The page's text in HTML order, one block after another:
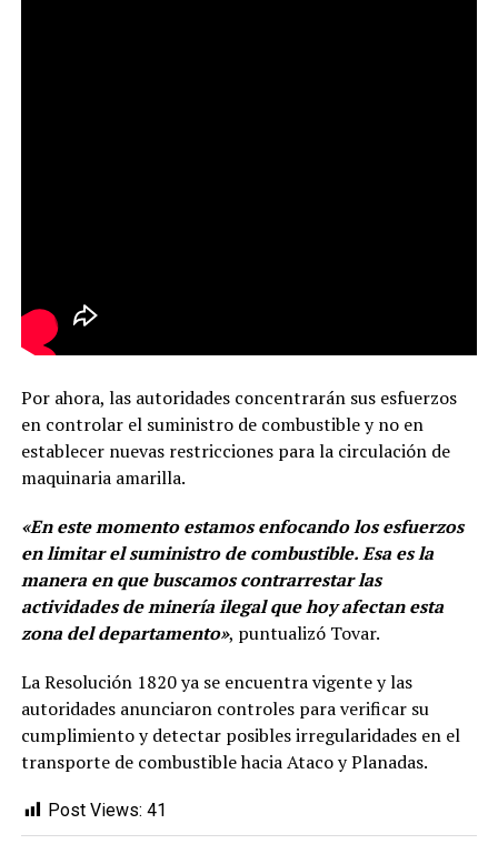
Por ahora, las autoridades concentrarán sus esfuerzos
en controlar el suministro de combustible y no en
establecer nuevas restricciones para la circulación de
maquinaria amarilla.
«En este momento estamos enfocando los esfuerzos
en limitar el suministro de combustible. Esa es la
manera en que buscamos contrarrestar las
actividades de minería ilegal que hoy afectan esta
zona del departamento», puntualizó Tovar.
La Resolución 1820 ya se encuentra vigente y las
autoridades anunciaron controles para verificar su
cumplimiento y detectar posibles irregularidades en el
transporte de combustible hacia Ataco y Planadas.
Post Views: 41